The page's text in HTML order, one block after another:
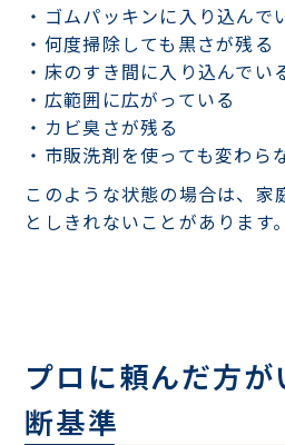
・ゴムパッキンに入り込んで
・何度掃除しても黒さが残る
・床のすき間に入り込んでい
・広範囲に広がっている
・カビ臭さが残る
・市販洗剤を使っても変わら
このような状態の場合は、家
としきれないことがあります。
プロに頼んだ方
断基準